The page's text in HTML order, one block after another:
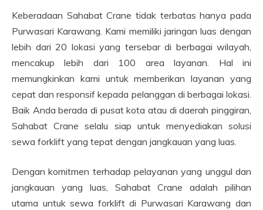
Keberadaan Sahabat Crane tidak terbatas hanya pada
Purwasari Karawang. Kami memiliki jaringan luas dengan
lebih dari 20 lokasi yang tersebar di berbagai wilayah,
mencakup lebih dari 100 area layanan. Hal ini
memungkinkan kami untuk memberikan layanan yang
cepat dan responsif kepada pelanggan di berbagai lokasi.
Baik Anda berada di pusat kota atau di daerah pinggiran,
Sahabat Crane selalu siap untuk menyediakan solusi
sewa forklift yang tepat dengan jangkauan yang luas.
Dengan komitmen terhadap pelayanan yang unggul dan
jangkauan yang luas, Sahabat Crane adalah pilihan
utama untuk sewa forklift di Purwasari Karawang dan